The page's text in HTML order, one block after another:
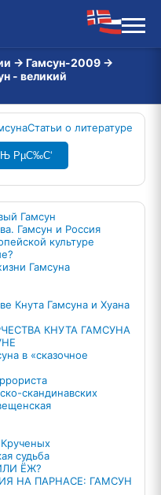
→ Гамсун-2009 →
- великий
Статьи о литературе
РµС‰С‘
Гамсун
Гамсун и Россия
культуре
Гамсуна
Кнута Гамсуна и Хуана
КНУТА ГАМСУНА
в «сказочное
скандинавских
судьба
ЁЖ?
НА ПАРНАСЕ: ГАМСУН